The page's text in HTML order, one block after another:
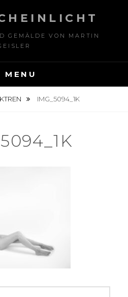
GEMÄLDE VON MARTIN
MENU
IMG_5094_1K